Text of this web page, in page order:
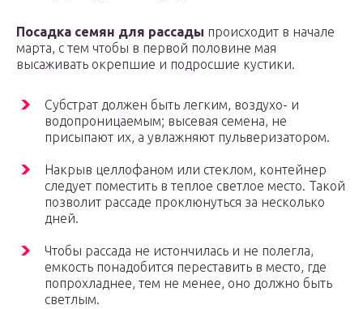
Посадка семян для рассады происходит в начале
марта, с тем чтобы в первой половине мая
высаживать окрепшие и подросшие кустики.
Субстрат должен быть легким, воздухо- и
водопроницаемым; высевая семена, не
присыпают их, а увлажняют пульверизатором.
Накрыв целлофаном или стеклом, контейнер
следует поместить в теплое светлое место. Такой
позволит рассаде проклюнуться за несколько
дней.
Чтобы рассада не истончилась и не полегла,
емкость понадобится переставить в место, где
попрохладнее, тем не менее, оно должно быть
светлым.